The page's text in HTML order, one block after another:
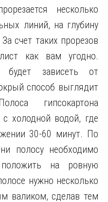
несколько
линий, на глубину
счет таких прорезов
как вам угодно.
будет зависеть от
способ выглядит
гипсокартона
холодной водой, где
30-60 минут. По
полосу необходимо
на ровную
нужно несколько
валиком, сделав тем